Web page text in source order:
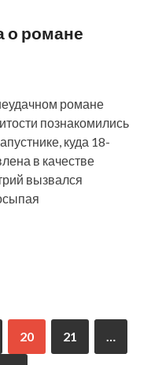
о романе
романе
познакомились
куда 18-
в качестве
вызвался
20 21 …